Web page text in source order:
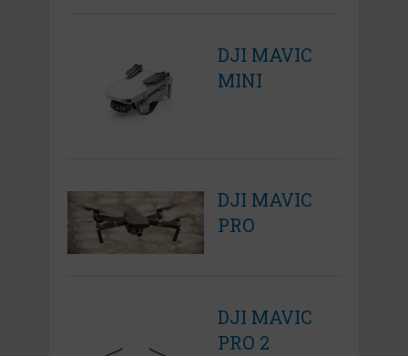
DJI MAVIC
MINI
DJI MAVIC
PRO
DJI MAVIC
PRO 2